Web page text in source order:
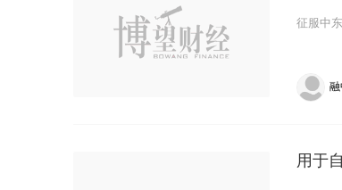
征服中
用于